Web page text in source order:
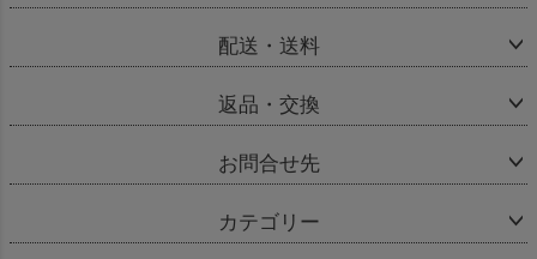
配送・送料
返品・交換
お問合せ先
カテゴリー